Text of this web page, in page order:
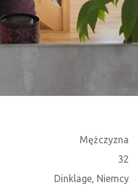
Mężczyzna
32
Dinklage, Niemcy